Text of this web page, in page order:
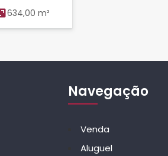
634,00 m²
Navegação
Venda
Aluguel